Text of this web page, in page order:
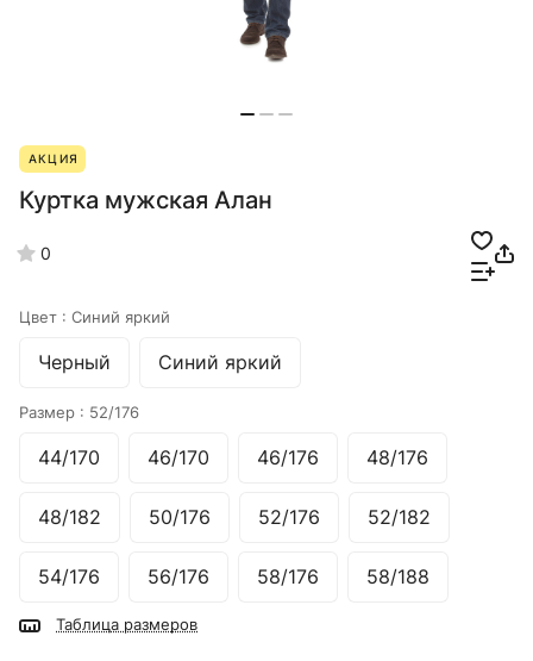
АКЦИЯ
Куртка мужская Алан
0
Цвет : Синий яркий
Черный Синий яркий
Размер : 52/176
44/170 46/170 46/176 48/176
48/182 50/176 52/176 52/182
54/176 56/176 58/176 58/188
Таблица размеров